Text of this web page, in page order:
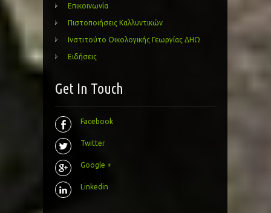
Επικοινωνία
Πιστοποιήσεις Καλλυντικών
Ινστιτούτο Οικολογικής Γεωργίας ΔΗΩ
Ειδήσεις
Get In Touch
Facebook
Twitter
Google +
Linkedin